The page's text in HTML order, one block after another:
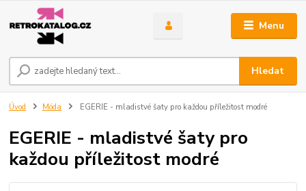
Menu
Hledat
Úvod Móda EGERIE - mladistvé šaty pro každou příležitost modré
EGERIE - mladistvé šaty pro
každou příležitost modré